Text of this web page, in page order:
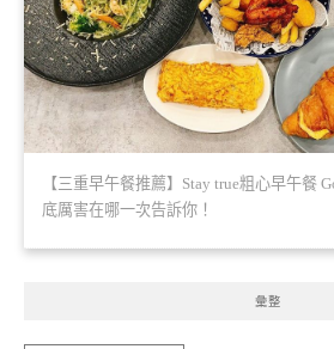
【三重早午餐推薦】Stay true粗心早午餐
底厲害在哪一次告訴你！
彙整